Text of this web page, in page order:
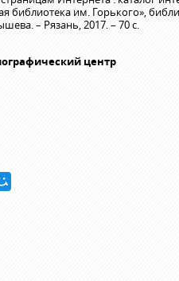
библиотека им. Горького»,
– Рязань, 2017. – 70 с.
центр